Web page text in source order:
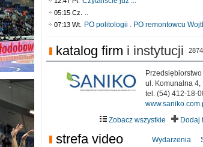
05:15 Cz. ..
07:13 Wt. PO politologii . PO remontowcu
katalog firm i instytucji 2874
ul. Komunalna 4,
tel. (54) 412-18-
Zobacz wszystkie
Dodaj
strefa video Wydarzenia